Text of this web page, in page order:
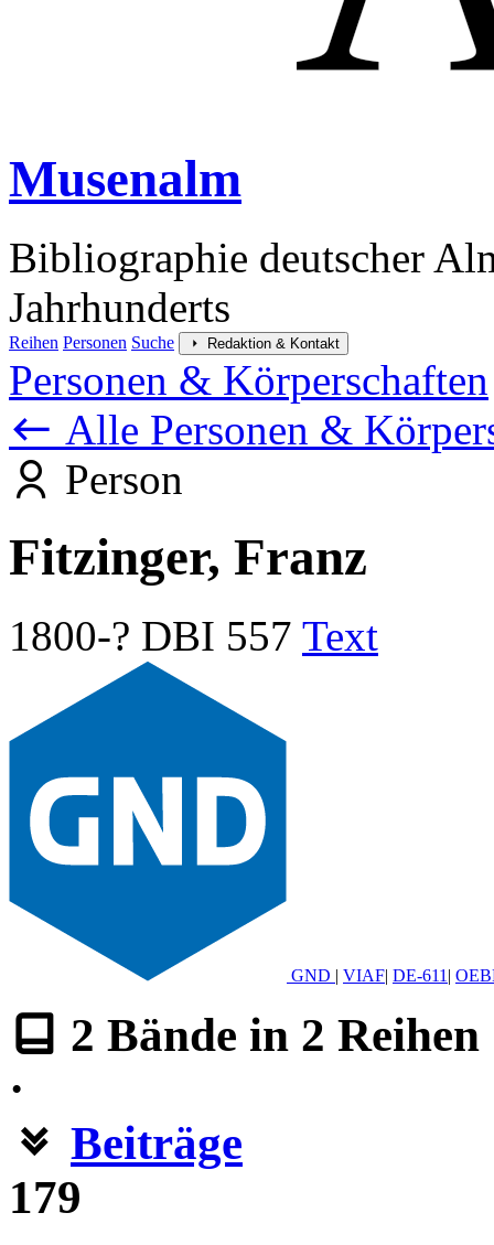
Musenalm
Bibliographie deutscher
Jahrhunderts
Reihen Personen Suche Redaktion & Kontakt
Personen & Körperschaften
Alle Personen &
Person
Fitzinger, Franz
1800-? DBI 557 Text
GND | VIAF| DE-611 |
2 Bände in 2 Reihen
·
Beiträge
179